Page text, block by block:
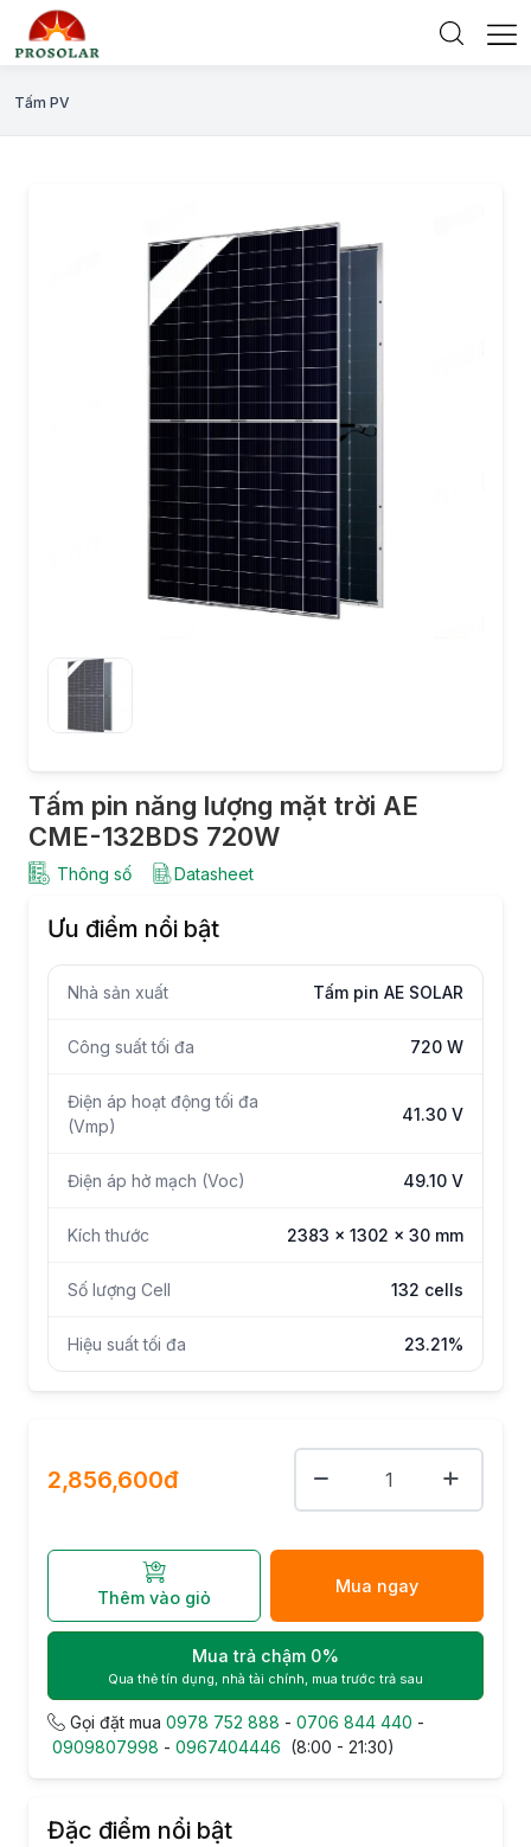
Tấm PV
Tấm pin năng lượng mặt trời AE
CME-132BDS 720W
Thông số Datasheet
Ưu điểm nổi bật
Nhà sản xuất Tấm pin AE SOLAR
Công suất tối đa 720 W
Điện áp hoạt động tối đa
(Vmp)
41.30 V
Điện áp hở mạch (Voc) 49.10 V
Kích thước 2383 x 1302 x 30 mm
Số lượng Cell 132 cells
Hiệu suất tối đa 23.21%
2,856,600đ
Thêm vào giỏ
Mua ngay
Mua trả chậm 0%
Qua thẻ tín dụng, nhà tài chính, mua trước trả sau
Gọi đặt mua 0978 752 888 - 0706 844 440 -
0909807998 - 0967404446 (8:00 - 21:30)
Đặc điểm nổi bật